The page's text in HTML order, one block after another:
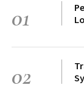
01
02